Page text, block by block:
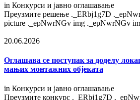
in Конкурси и јавно оглашавање
Преузмите решење ._ERbj1g7D
picture ._epNwrNGv img ._epNwrNGv
20.06.2026
Оглашава се поступак за доделу
мањих монтажних објеката
in Конкурси и јавно оглашавање
Преузмите конкурс ._ERbj1g7D